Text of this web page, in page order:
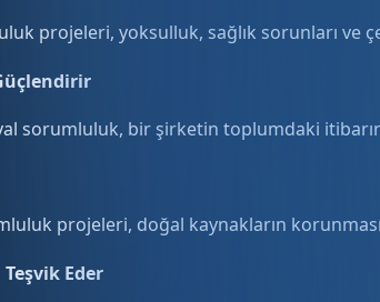
projeleri, yoksulluk, sağlık sorunları ve
sorumluluk, bir şirketin toplumdaki
projeleri, doğal kaynakların
Teşvik Eder